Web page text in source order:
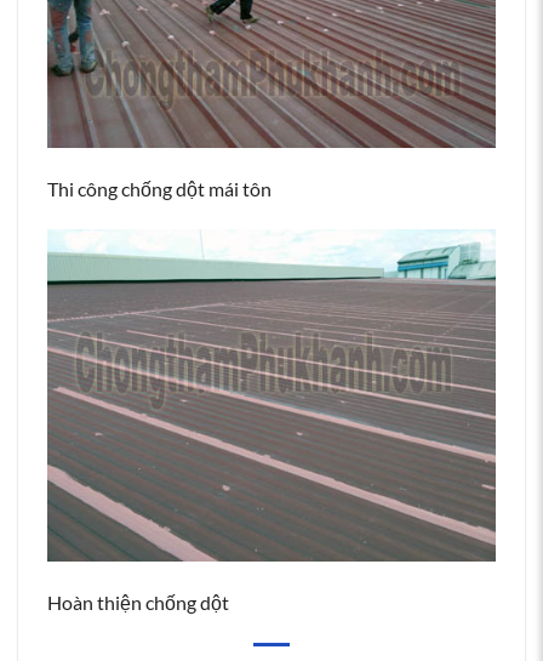
Thi công chống dột mái tôn
Hoàn thiện chống dột